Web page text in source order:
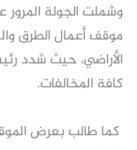
وشملت الجولة
موقف أعمال الطرق
الأراضي، حيث شدد
كافة المخالفات.
كما طالب بعرض